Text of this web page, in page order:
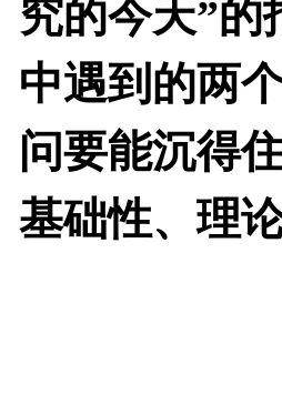
究的今天”的
中遇到的两
问要能沉得
基础性、理